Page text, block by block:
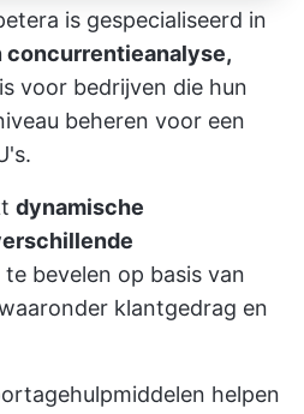
is gespecialiseerd in
voor bedrijven die hun
beheren voor een
dynamische
te bevelen op basis van
klantgedrag en
helpen